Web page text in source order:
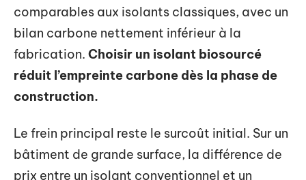
comparables aux isolants classiques, avec un
bilan carbone nettement inférieur à la
fabrication. Choisir un isolant biosourcé
réduit l’empreinte carbone dès la phase de
construction.
Le frein principal reste le surcoût initial. Sur un
bâtiment de grande surface, la différence de
prix entre un isolant conventionnel et un